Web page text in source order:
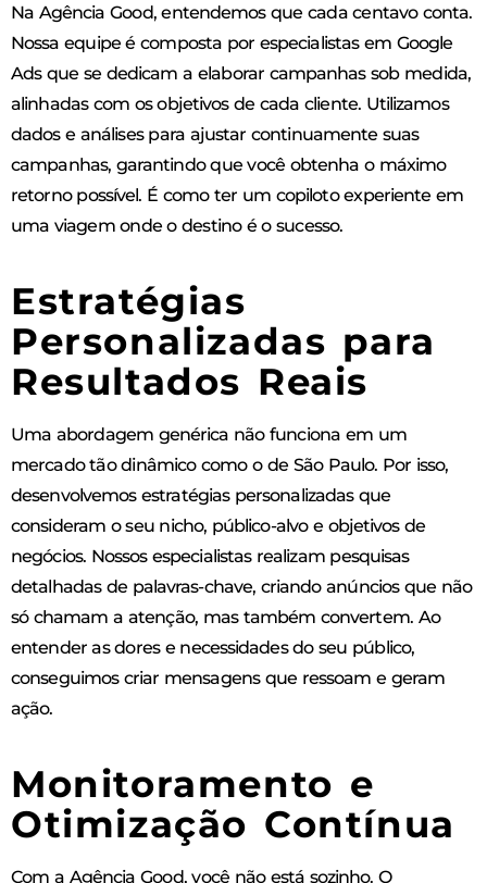
Na Agência Good, entendemos que cada centavo conta.
Nossa equipe é composta por especialistas em Google
Ads que se dedicam a elaborar campanhas sob medida,
alinhadas com os objetivos de cada cliente. Utilizamos
dados e análises para ajustar continuamente suas
campanhas, garantindo que você obtenha o máximo
retorno possível. É como ter um copiloto experiente em
uma viagem onde o destino é o sucesso.
Estratégias
Personalizadas para
Resultados Reais
Uma abordagem genérica não funciona em um
mercado tão dinâmico como o de São Paulo. Por isso,
desenvolvemos estratégias personalizadas que
consideram o seu nicho, público-alvo e objetivos de
negócios. Nossos especialistas realizam pesquisas
detalhadas de palavras-chave, criando anúncios que não
só chamam a atenção, mas também convertem. Ao
entender as dores e necessidades do seu público,
conseguimos criar mensagens que ressoam e geram
ação.
Monitoramento e
Otimização Contínua
Com a Agência Good, você não está sozinho. O